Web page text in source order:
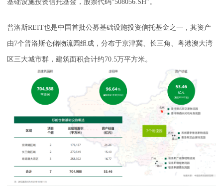
基础设施投资信托基金，股票代码“508056.SH”。
普洛斯REIT也是中国首批公募基础设施投资信托基金之一，其资产
由7个普洛斯仓储物流园组成，分布于京津冀、长三角、粤港澳大湾
区三大城市群，建筑面积合计约70.5万平方米。